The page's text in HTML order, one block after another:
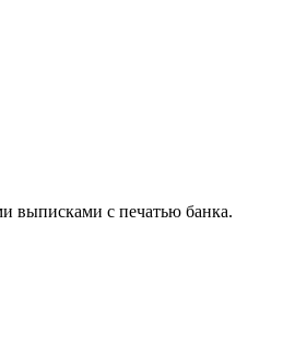
выписками с печатью банка.